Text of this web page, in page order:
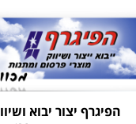
הפיגרף יצור יבוא